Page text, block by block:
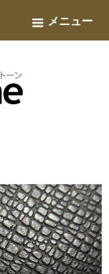
メニュー